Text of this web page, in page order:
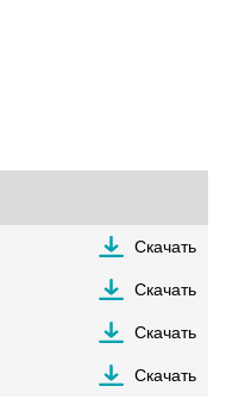
Скачать
Скачать
Скачать
Скачать